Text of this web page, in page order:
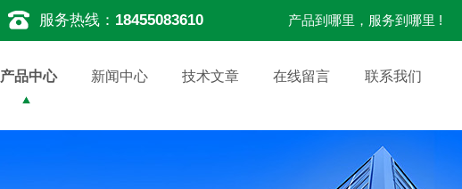
服务热线： 18455083610 产品到哪里，服务到哪里 !
产品中心 新闻中心 技术文章 在线留言 联系我们